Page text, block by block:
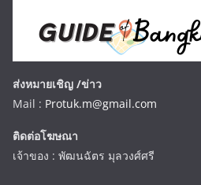
ส่งหมายเชิญ /ข่าว
Mail : Protuk.m@gmail.com
ติดต่อโฆษณา
เจ้าของ : พัฒนฉัตร มุลวงศ์ศรี